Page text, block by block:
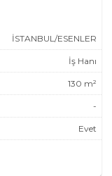
İSTANBUL/ESENLER
İş Hanı
130 m²
-
Evet